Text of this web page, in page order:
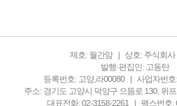
제호: 월간암
상호: 주식회
발행·편집인: 고동탄
등록번호: 고양,라00080
사업자번호
주소: 경기도 고양시 덕양구 으뜸로 130, 위
대표전화: 02-3158-2261
팩스번호: